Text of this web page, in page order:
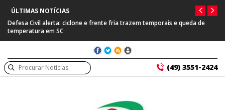
ÚLTIMAS NOTÍCIAS
Defesa Civil alerta: ciclone e frente fria trazem temporais e queda de
temperatura em SC
(49) 3551-2424